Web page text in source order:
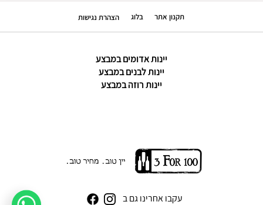
תקנון אתר בלוג הצהרת נגישות
יינות אדומים במבצע
יינות לבנים במבצע
יינות רוזה במבצע
עקבו אחרינו גם ב